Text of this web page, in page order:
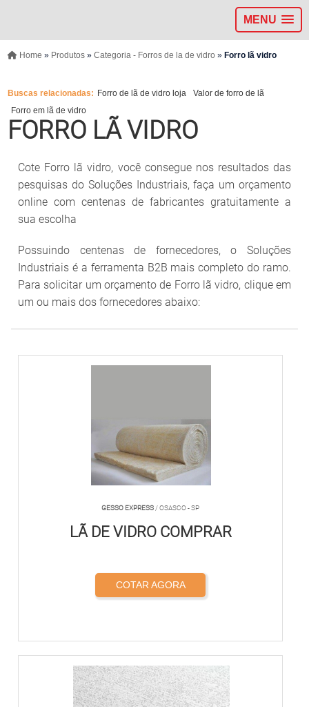
MENU
Home » Produtos» Categoria - Forros de la de vidro» Forro lã vidro
Buscas relacionadas: Forro de lã de vidro loja
Valor de forro de lã
Forro em lã de vidro
FORRO LÃ VIDRO
Cote Forro lã vidro, você consegue nos resultados das
pesquisas do Soluções Industriais, faça um orçamento
online com centenas de fabricantes gratuitamente a
sua escolha
Possuindo centenas de fornecedores, o Soluções
Industriais é a ferramenta B2B mais completo do ramo.
Para solicitar um orçamento de Forro lã vidro, clique em
um ou mais dos fornecedores abaixo:
GESSO EXPRESS / OSASCO - SP
LÃ DE VIDRO COMPRAR
COTAR AGORA